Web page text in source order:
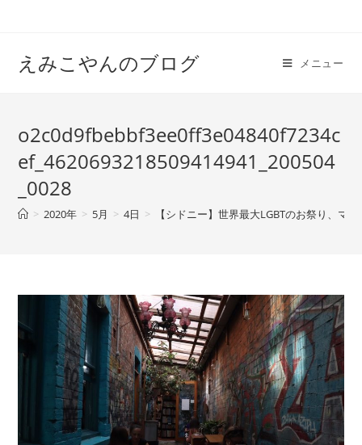
えみこやんのブログ メニュー
o2c0d9fbebbf3ee0ff3e04840f7234c
ef_4620693218509414941_200504
_0028
> 2020年 > 5月 > 4日 > 【シドニー】世界最大LGBTのお祭り、マ